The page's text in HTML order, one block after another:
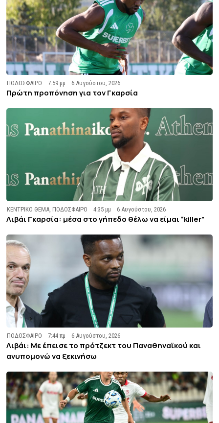
ΠΟΔΟΣΦΑΙΡΟ 7:59 μμ 6 Αυγούστου, 2026
Πρώτη προπόνηση για τον Γκαρσία
ΚΕΝΤΡΙΚΟ ΘΕΜΑ ,ΠΟΔΟΣΦΑΙΡΟ 4:35 μμ 6 Αυγούστου, 2026
Λιβάι Γκαρσία: μέσα στο γήπεδο θέλω να είμαι “killer”
ΠΟΔΟΣΦΑΙΡΟ 7:44 πμ 6 Αυγούστου, 2026
Λιβάι: Με έπεισε το πρότζεκτ του Παναθηναϊκού και
ανυπομονώ να ξεκινήσω